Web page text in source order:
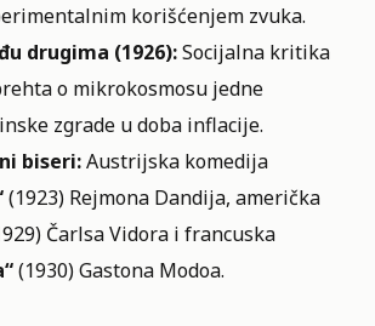
korišćenjem zvuka.
drugima (1926):Socijalna kritika
o mikrokosmosu jedne
zgrade u doba inflacije.
biseri:Austrijska komedija
(1923) Rejmona Dandija, američka
Čarlsa Vidora i francuska
(1930) Gastona Modoa.